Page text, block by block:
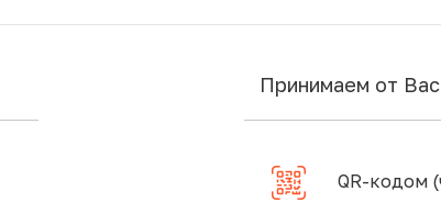
Принимаем от Вас
QR-кодом